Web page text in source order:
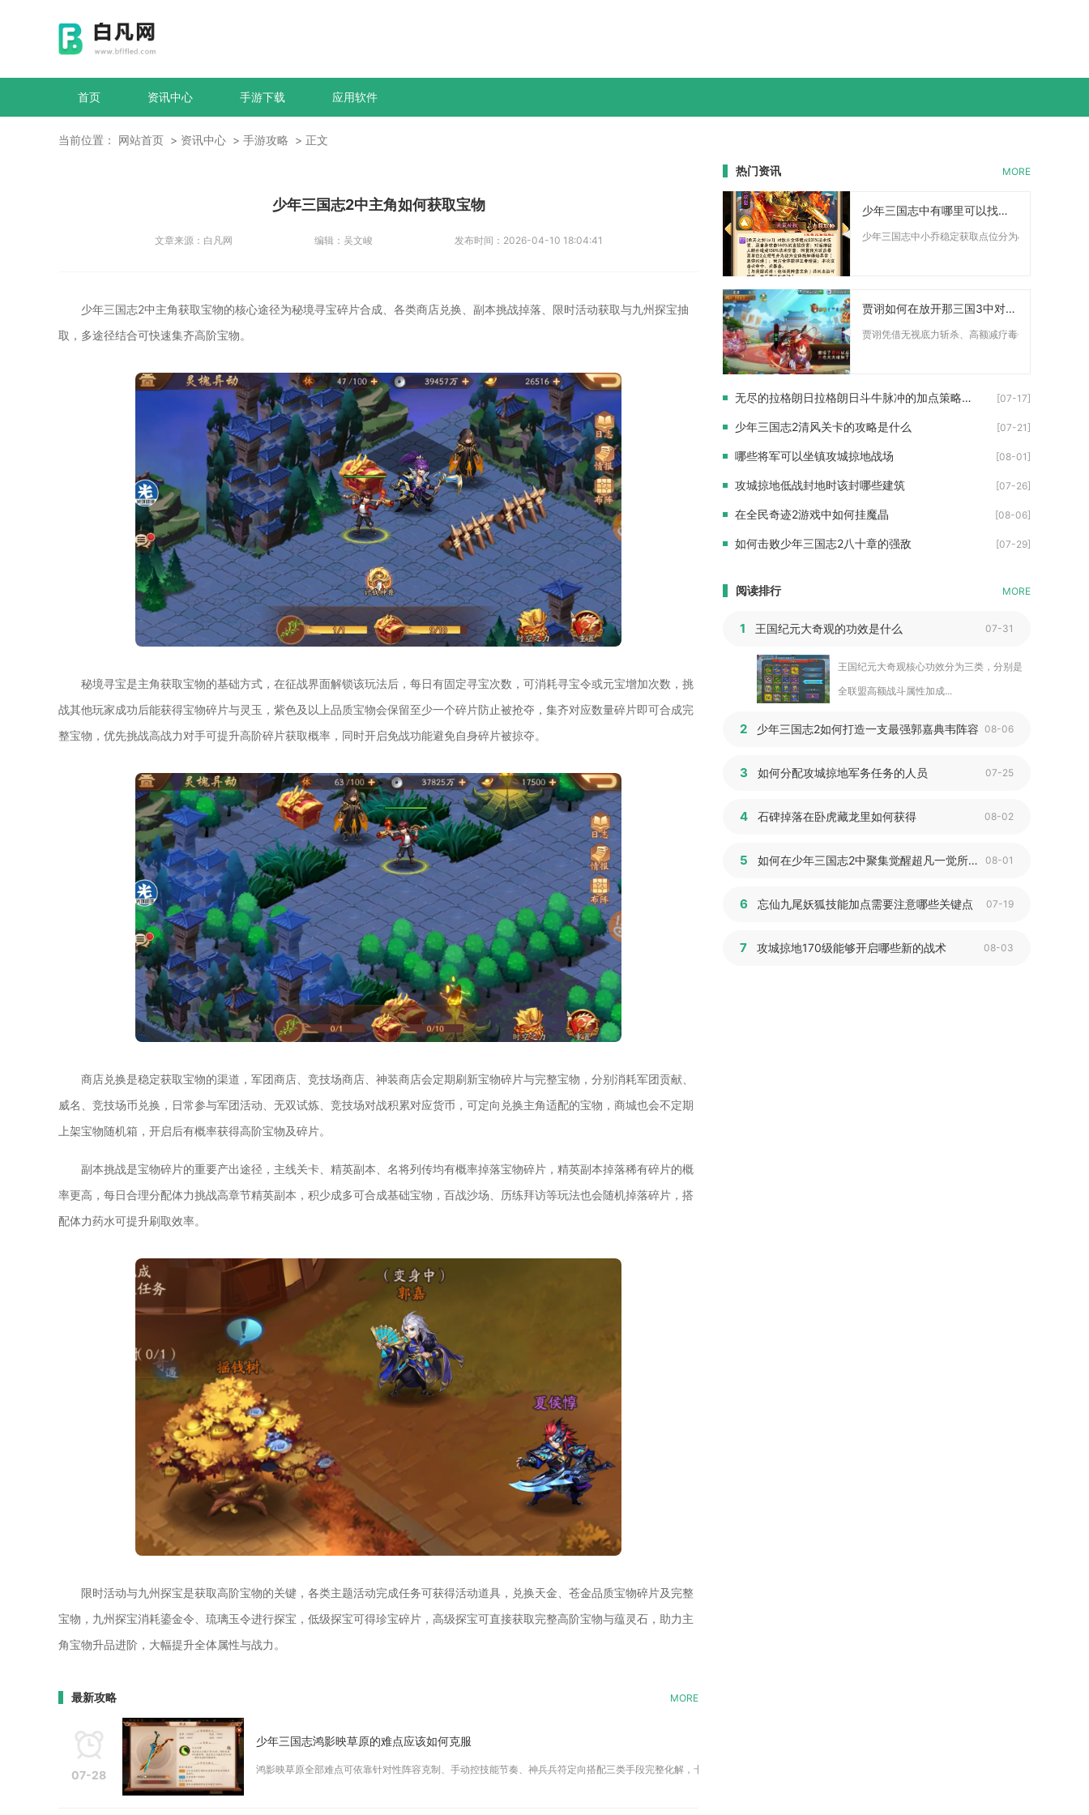
首页 资讯中心 手游下载 应用软件
当前位置： 网站首页 资讯中心 手游攻略 正文
少年三国志2中主角如何获取宝物
文章来源： 白凡网 编辑： 吴文峻 发布时间： 2026-04-10 18:04:41
少年三国志2中主角获取宝物的核心途径为秘境寻宝碎片合成、各类商店兑换、副本挑战掉落、限时活动获取与九州探宝抽
取，多途径结合可快速集齐高阶宝物。
秘境寻宝是主角获取宝物的基础方式，在征战界面解锁该玩法后，每日有固定寻宝次数，可消耗寻宝令或元宝增加次数，挑
战其他玩家成功后能获得宝物碎片与灵玉，紫色及以上品质宝物会保留至少一个碎片防止被抢夺，集齐对应数量碎片即可合成完
整宝物，优先挑战高战力对手可提升高阶碎片获取概率，同时开启免战功能避免自身碎片被掠夺。
商店兑换是稳定获取宝物的渠道，军团商店、竞技场商店、神装商店会定期刷新宝物碎片与完整宝物，分别消耗军团贡献、
威名、竞技场币兑换，日常参与军团活动、无双试炼、竞技场对战积累对应货币，可定向兑换主角适配的宝物，商城也会不定期
上架宝物随机箱，开启后有概率获得高阶宝物及碎片。
副本挑战是宝物碎片的重要产出途径，主线关卡、精英副本、名将列传均有概率掉落宝物碎片，精英副本掉落稀有碎片的概
率更高，每日合理分配体力挑战高章节精英副本，积少成多可合成基础宝物，百战沙场、历练拜访等玩法也会随机掉落碎片，搭
配体力药水可提升刷取效率。
限时活动与九州探宝是获取高阶宝物的关键，各类主题活动完成任务可获得活动道具，兑换天金、苍金品质宝物碎片及完整
宝物，九州探宝消耗鎏金令、琉璃玉令进行探宝，低级探宝可得珍宝碎片，高级探宝可直接获取完整高阶宝物与蕴灵石，助力主
角宝物升品进阶，大幅提升全体属性与战力。
最新攻略 MORE
07-28
少年三国志鸿影映草原的难点应该如何克服
鸿影映草原全部难点可依靠针对性阵容克制、手动控技能节奏、神兵兵符定向搭配三类手段完整化解，卡关核心集中在敌方骑兵群体冲锋...
热门资讯 MORE
少年三国志中有哪里可以找到小乔
少年三国志中小乔稳定获取点位分为心愿商店、全服
贾诩如何在放开那三国3中对抗关羽的压力
贾诩凭借无视底力斩杀、高额减疗毒伤与死亡续航被
无尽的拉格朗日拉格朗日斗牛脉冲的加点策略有哪些值得借鉴 [07-17]
少年三国志2清风关卡的攻略是什么 [07-21]
哪些将军可以坐镇攻城掠地战场 [08-01]
攻城掠地低战封地时该封哪些建筑 [07-26]
在全民奇迹2游戏中如何挂魔晶 [08-06]
如何击败少年三国志2八十章的强敌 [07-29]
阅读排行 MORE
1 王国纪元大奇观的功效是什么 07-31
王国纪元大奇观核心功效分为三类，分别是
全联盟高额战斗属性加成...
2 少年三国志2如何打造一支最强郭嘉典韦阵容 08-06
3 如何分配攻城掠地军务任务的人员 07-25
4 石碑掉落在卧虎藏龙里如何获得 08-02
5 如何在少年三国志2中聚集觉醒超凡一觉所需资源 08-01
6 忘仙九尾妖狐技能加点需要注意哪些关键点 07-19
7 攻城掠地170级能够开启哪些新的战术 08-03